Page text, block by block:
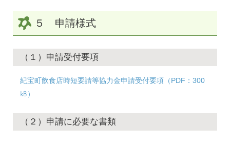
５ 申請様式
（１） 申請受付要項
紀宝町飲食店時短要請等協力金申請受付要項（PDF：300
㎅）
（２） 申請に必要な書類